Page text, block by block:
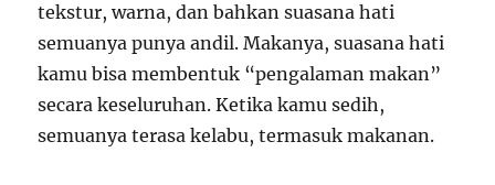
tekstur, warna, dan bahkan suasana hati
semuanya punya andil. Makanya, suasana hati
kamu bisa membentuk “pengalaman makan”
secara keseluruhan. Ketika kamu sedih,
semuanya terasa kelabu, termasuk makanan.